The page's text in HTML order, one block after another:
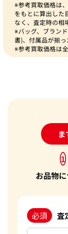
※参考買取価格は
をもとに算出した
なく、査定時の相
※バッグ、ブラン
書)、付属品が揃っ
※参考買取価格は
24時
1
お品物
必須 査